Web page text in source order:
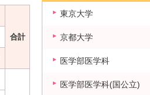
合計
東京大学
京都大学
医学部医学科
医学部医学科(国公立)